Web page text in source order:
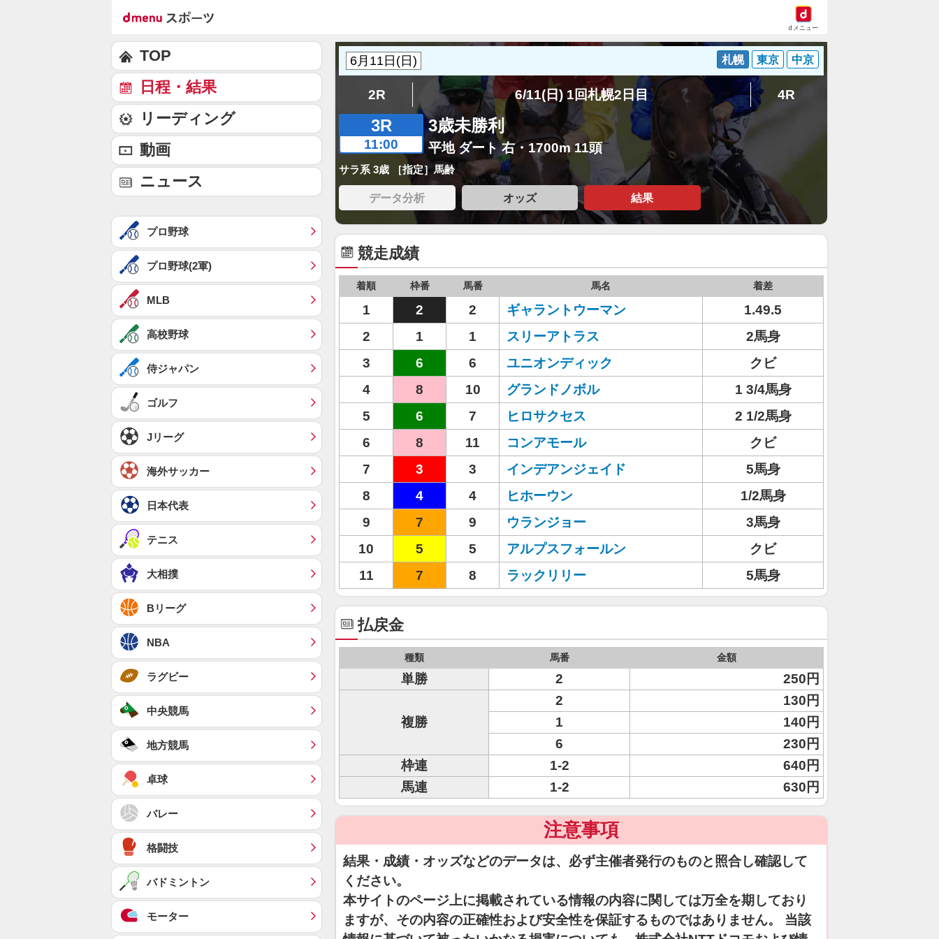
dメニュー
札幌 東京 中京
2R 6/11(日) 1回札幌2日目 4R
3R
11:00
3歳未勝利
平地 ダート 右・1700m 11頭
サラ系 3歳 ［指定］馬齢
データ分析 オッズ 結果
競走成績
着順 枠番 馬番 馬名 着差
1 2 2 ギャラントウーマン
1.49.5
2
1 1 スリーアトラス
2馬身
3
6 6 ユニオンディック
クビ
4
8 10 グランドノボル
1 3/4馬身
5
6 7 ヒロサクセス
2 1/2馬身
6
8 11 コンアモール
クビ
7
3 3 インデアンジェイド
5馬身
8
4 4 ヒホーウン
1/2馬身
9
7 9 ウランジョー
3馬身
10
5 5 アルプスフォールン
クビ
11
7 8 ラックリリー 5馬身
払戻金
種類 馬番 金額
単勝 2 250円
複勝
2
130円
1
140円
6
230円
枠連
1-2
640円
馬連
1-2 630円
注意事項
結果・成績・オッズなどのデータは、必ず主催者発行のものと照合し確認して
ください。
本サイトのページ上に掲載されている情報の内容に関しては万全を期しており
ますが、その内容の正確性および安全性を保証するものではありません。 当該
TOP
日程・結果
リーディング
動画
ニュース
プロ野球
プロ野球(2軍)
MLB
高校野球
侍ジャパン
ゴルフ
Jリーグ
海外サッカー
日本代表
テニス
大相撲
Bリーグ
NBA
ラグビー
中央競馬
地方競馬
卓球
バレー
格闘技
バドミントン
モーター